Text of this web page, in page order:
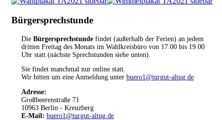
Bürgersprechstunde
Die Bürgersprechstunde findet (außerhalb der Ferien) an jedem
dritten Freitag des Monats im Wahlkreisbüro von 17.00 bis 19.00
Uhr statt (nächste Sprechstunden siehe unten).
Sie findet manchmal nur online statt.
Wir bitten um eine Anmeldung unter buero1@turgut-altug.de
Adresse:
Großbeerenstraße 71
10963 Berlin - Kreuzberg
E-Mail: buero1@turgut-altug.de